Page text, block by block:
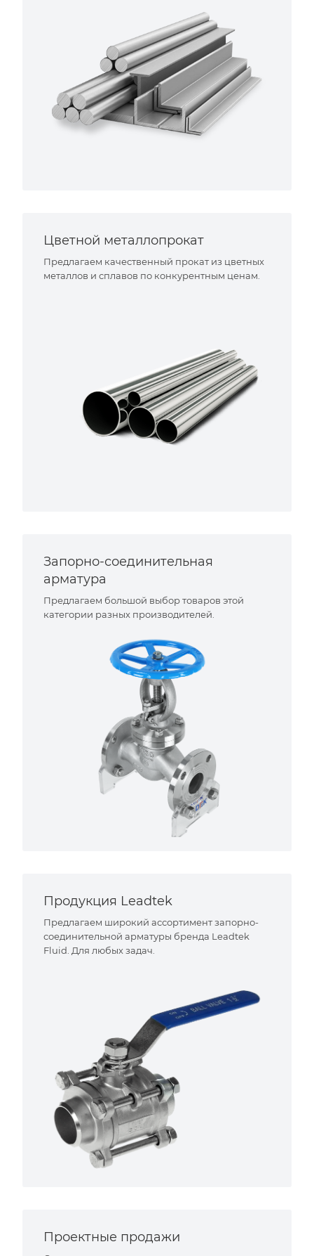
Цветной металлопрокат
Предлагаем качественный прокат из цветных
металлов и сплавов по конкурентным ценам.
Запорно-соединительная
арматура
Предлагаем большой выбор товаров этой
категории разных производителей.
Продукция Leadtek
Предлагаем широкий ассортимент запорно-
соединительной арматуры бренда Leadtek
Fluid. Для любых задач.
Проектные продажи